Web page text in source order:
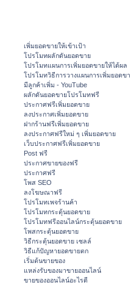
เพิ่มยอดขายให้เข้าเป้า
โปรโมทผลักดันยอดขาย
โปรโมทแผนการเพิ่มยอดขายให้ได้ผล
โปรโมทวิธีการวางแผนการเพิ่มยอดข
มีลูกค้าเพิ่ม - YouTube
ผลักดันยอดขายโปรโมทฟรี
ประกาศฟรีเพิ่มยอดขาย
ลงประกาศเพิ่มยอดขาย
ฝากร้านฟรีเพิ่มยอดขาย
ลงประกาศฟรีใหม่ ๆ เพิ่มยอดขาย
เว็บประกาศฟรีเพิ่มยอดขาย
Post ฟรี
ประกาศขายของฟรี
ประกาศฟรี
โพส SEO
ลงโฆษณาฟรี
โปรโมทเพจร้านค้า
โปรโมทกระตุ้นยอดขาย
โปรโมทฟรีออนไลน์กระตุ้นยอดขาย
โพสกระตุ้นยอดขาย
วิธีกระตุ้นยอดขาย เซลล์
วิธีแก้ปัญหายอดขายตก
เริ่มต้นขายของ
แหล่งรับของมาขายออนไลน์
ขายของออนไลน์อะไรดี